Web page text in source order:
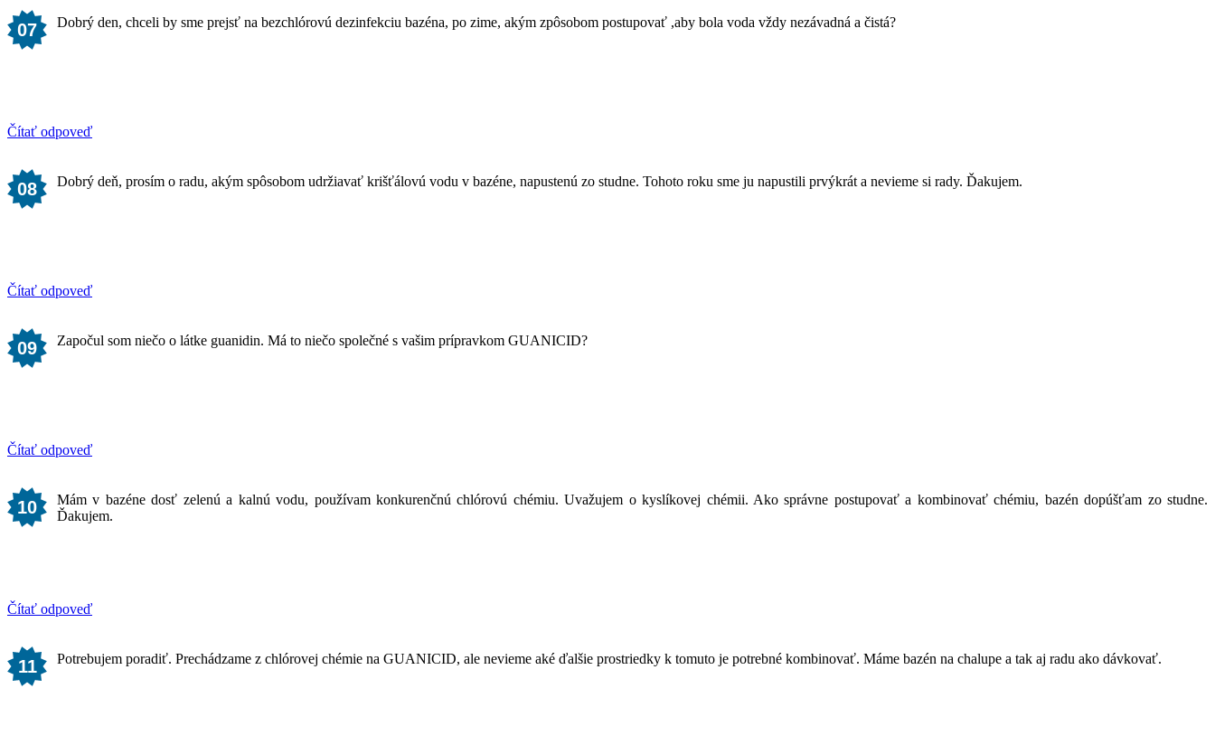
07 Dobrý den, chceli by sme prejsť na bezchlórovú dezinfekciu bazéna, po zime, akým zpôsobom postupovať ,aby bola voda vždy nezávadná a čistá?
Čítať odpoveď
08 Dobrý deň, prosím o radu, akým spôsobom udržiavať krišťálovú vodu v bazéne, napustenú zo studne. Tohoto roku sme ju napustili prvýkrát a nevieme si rady. Ďakujem.
Čítať odpoveď
09 Započul som niečo o látke guanidin. Má to niečo společné s vašim prípravkom GUANICID?
Čítať odpoveď
10
Mám v bazéne dosť zelenú a kalnú vodu, používam konkurenčnú chlórovú chémiu. Uvažujem o kyslíkovej chémii. Ako správne postupovať a kombinovať chémiu, bazén dopúšťam zo studne.
Ďakujem.
Čítať odpoveď
11 Potrebujem poradiť. Prechádzame z chlórovej chémie na GUANICID, ale nevieme aké ďalšie prostriedky k tomuto je potrebné kombinovať. Máme bazén na chalupe a tak aj radu ako dávkovať.